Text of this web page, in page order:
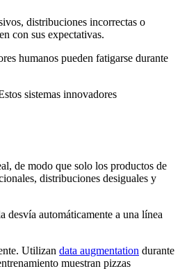
distribuciones incorrectas o
con sus expectativas.
humanos pueden fatigarse durante
sistemas innovadores
de modo que solo los productos de
distribuciones desiguales y
desvía automáticamente a una línea
Utilizan data augmentation durante
muestran pizzas